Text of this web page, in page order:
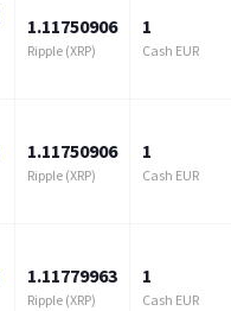
1.11750906
Ripple (XRP)
1
Cash EUR
1.11750906
Ripple (XRP)
1
Cash EUR
1.11779963
Ripple (XRP)
1
Cash EUR